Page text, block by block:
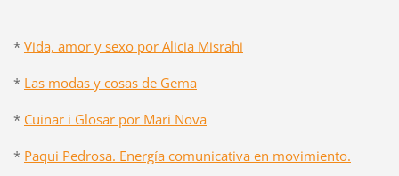
* Vida, amor y sexo por Alicia Misrahi
* Las modas y cosas de Gema
* Cuinar i Glosar por Mari Nova
* Paqui Pedrosa. Energía comunicativa en movimiento.